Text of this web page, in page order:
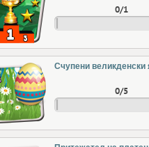
0/1
Счупени великденски
0/5